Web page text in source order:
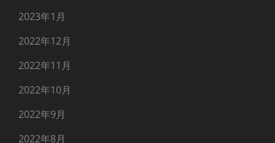
2023年1月
2022年12月
2022年11月
2022年10月
2022年9月
2022年8月